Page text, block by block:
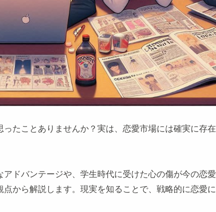
たことありませんか？実は、恋愛市場には確実に存在
ドバンテージや、学生時代に受けた心の傷が今の恋愛
から解説します。現実を知ることで、戦略的に恋愛に